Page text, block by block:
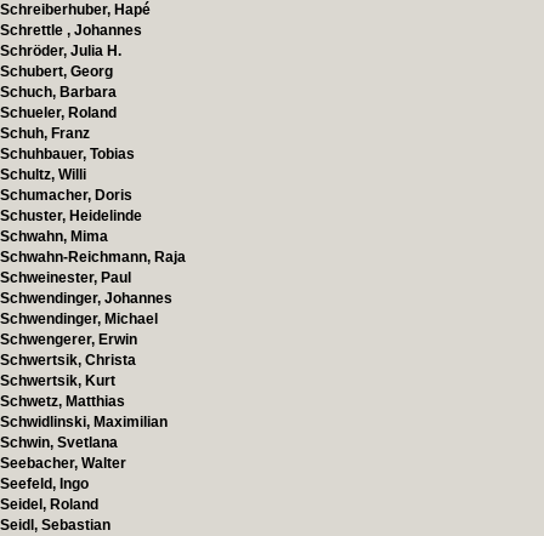
Schreiberhuber, Hapé
Schrettle , Johannes
Schröder, Julia H.
Schubert, Georg
Schuch, Barbara
Schueler, Roland
Schuh, Franz
Schuhbauer, Tobias
Schultz, Willi
Schumacher, Doris
Schuster, Heidelinde
Schwahn, Mima
Schwahn-Reichmann, Raja
Schweinester, Paul
Schwendinger, Johannes
Schwendinger, Michael
Schwengerer, Erwin
Schwertsik, Christa
Schwertsik, Kurt
Schwetz, Matthias
Schwidlinski, Maximilian
Schwin, Svetlana
Seebacher, Walter
Seefeld, Ingo
Seidel, Roland
Seidl, Sebastian